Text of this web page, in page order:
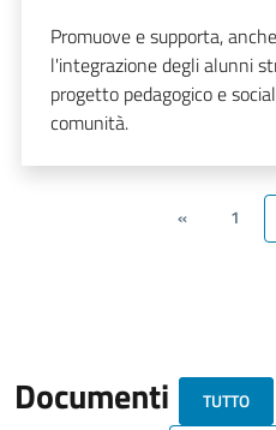
Promuove e supporta,
l'integrazione degli alunni
progetto pedagogico e
comunità.
« 1
Documenti TUTTO